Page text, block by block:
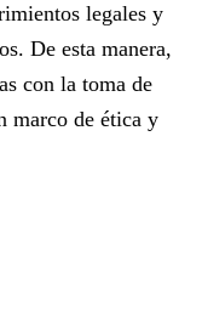
legales y
De esta manera,
con la toma de
marco de ética y